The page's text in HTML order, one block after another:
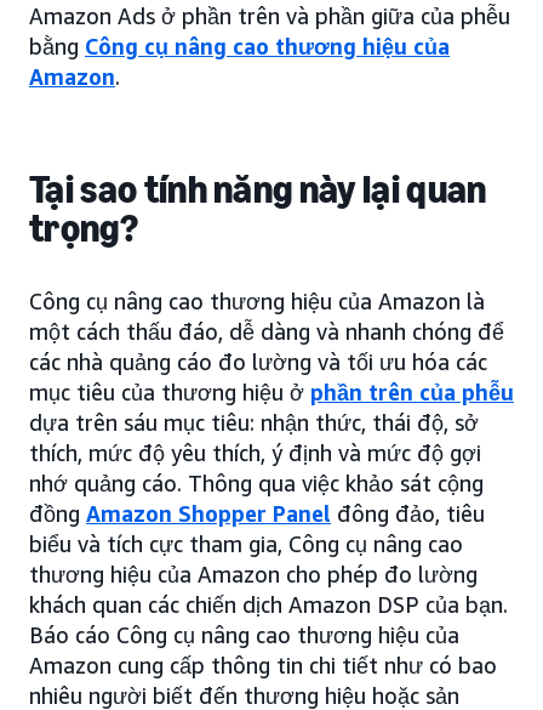
Amazon Ads ở phần trên và phần giữa của phễu
bằng Công cụ nâng cao thương hiệu của
Amazon.
Tại sao tính năng này lại quan
trọng?
Công cụ nâng cao thương hiệu của Amazon là
một cách thấu đáo, dễ dàng và nhanh chóng để
các nhà quảng cáo đo lường và tối ưu hóa các
mục tiêu của thương hiệu ở phần trên của phễu
dựa trên sáu mục tiêu: nhận thức, thái độ, sở
thích, mức độ yêu thích, ý định và mức độ gợi
nhớ quảng cáo. Thông qua việc khảo sát cộng
đồng Amazon Shopper Panel đông đảo, tiêu
biểu và tích cực tham gia, Công cụ nâng cao
thương hiệu của Amazon cho phép đo lường
khách quan các chiến dịch Amazon DSP của bạn.
Báo cáo Công cụ nâng cao thương hiệu của
Amazon cung cấp thông tin chi tiết như có bao
nhiêu người biết đến thương hiệu hoặc sản